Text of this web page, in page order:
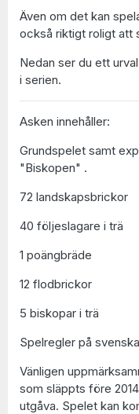
Även om det kan
också riktigt roligt att
Nedan ser du ett
i serien.
Asken innehåller:
Grundspelet samt
"Biskopen" .
72 landskapsbrickor
40 följeslagare i trä
1 poängbräde
12 flodbrickor
5 biskopar i trä
Spelregler på svenska
Vänligen
som släppts före
utgåva. Spelet kan